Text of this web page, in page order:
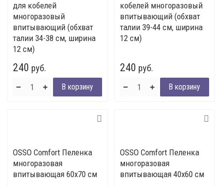
для кобелей
многоразовый
впитывающий (обхват
талии 34-38 см, ширина
12 см)
240 руб.
кобелей многоразовый
впитывающий (обхват
талии 39-44 см, ширина
12 см)
240 руб.
OSSO Comfort Пеленка
многоразовая
впитывающая 60х70 см
OSSO Comfort Пеленка
многоразовая
впитывающая 40х60 см